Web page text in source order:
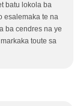
batu lokola ba
esalemaka te na
ba cendres na ye
toute sa